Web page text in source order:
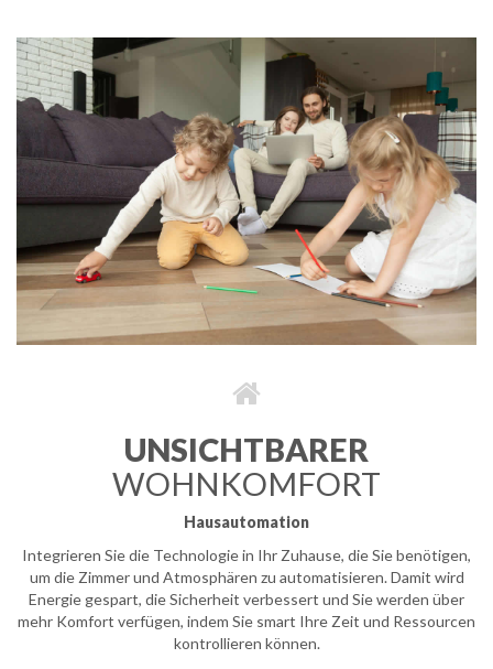
UNSICHTBARER
WOHNKOMFORT
Hausautomation
Integrieren Sie die Technologie in Ihr Zuhause, die Sie benötigen,
um die Zimmer und Atmosphären zu automatisieren. Damit wird
Energie gespart, die Sicherheit verbessert und Sie werden über
mehr Komfort verfügen, indem Sie smart Ihre Zeit und Ressourcen
kontrollieren können.